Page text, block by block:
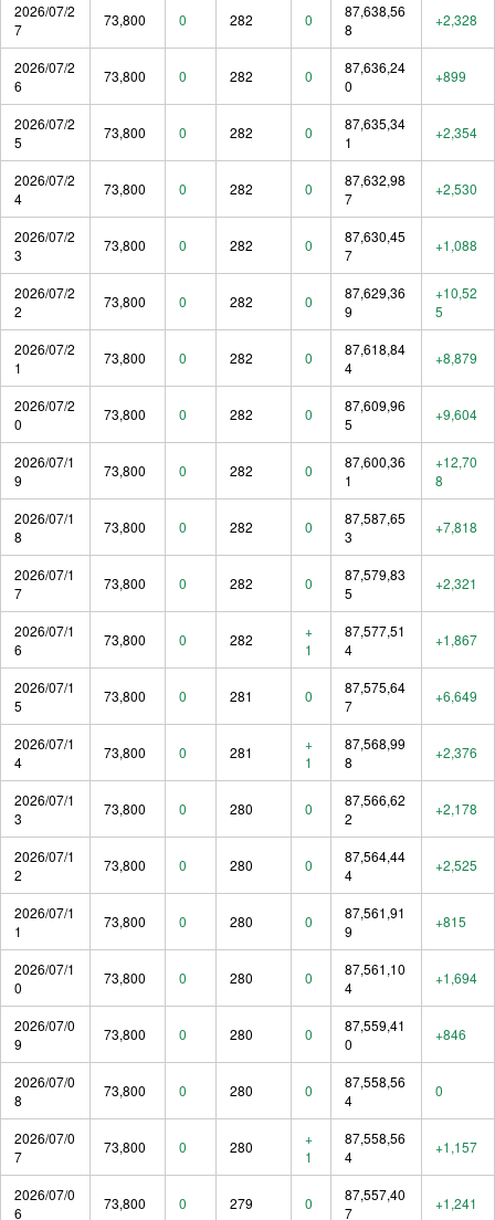
2026/07/2
7
73,800 0 282 0
87,638,56
8
+2,328
2026/07/2
6
73,800 0 282 0
87,636,24
0
+899
2026/07/2
5
73,800 0 282 0
87,635,34
1
+2,354
2026/07/2
4
73,800 0 282 0
87,632,98
7
+2,530
2026/07/2
3
73,800 0 282 0
87,630,45
7
+1,088
2026/07/2
2
73,800 0 282 0
87,629,36
9
+10,52
5
2026/07/2
1
73,800 0 282 0
87,618,84
4
+8,879
2026/07/2
0
73,800 0 282 0
87,609,96
5
+9,604
2026/07/1
9
73,800 0 282 0
87,600,36
1
+12,70
8
2026/07/1
8
73,800 0 282 0
87,587,65
3
+7,818
2026/07/1
7
73,800 0 282 0
87,579,83
5
+2,321
2026/07/1
6
73,800 0 282
+
1
87,577,51
4
+1,867
2026/07/1
5
73,800 0 281 0
87,575,64
7
+6,649
2026/07/1
4
73,800 0 281
+
1
87,568,99
8
+2,376
2026/07/1
3
73,800 0 280 0
87,566,62
2
+2,178
2026/07/1
2
73,800 0 280 0
87,564,44
4
+2,525
2026/07/1
1
73,800 0 280 0
87,561,91
9
+815
2026/07/1
0
73,800 0 280 0
87,561,10
4
+1,694
2026/07/0
9
73,800 0 280 0
87,559,41
0
+846
2026/07/0
8
73,800 0 280 0
87,558,56
4
0
2026/07/0
7
73,800 0 280
+
1
87,558,56
4
+1,157
2026/07/0
6
73,800 0 279 0
87,557,40
7
+1,241